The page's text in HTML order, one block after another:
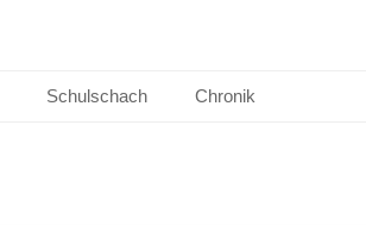
Schulschach Chronik